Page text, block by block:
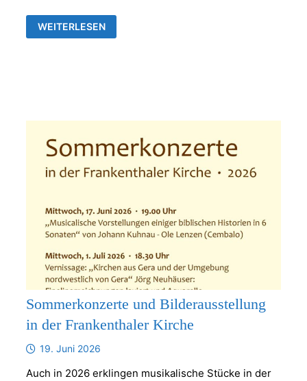
AUSSTELLUNG
VON
WEITERLESEN
Sommerkonzerte und Bilderausstellung
in der Frankenthaler Kirche
19. Juni 2026
Auch in 2026 erklingen musikalische Stücke in der